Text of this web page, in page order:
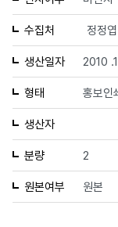
수집처 정정엽
생산일자 2010
형태 홍보인
생산자
분량 2
원본여부 원본